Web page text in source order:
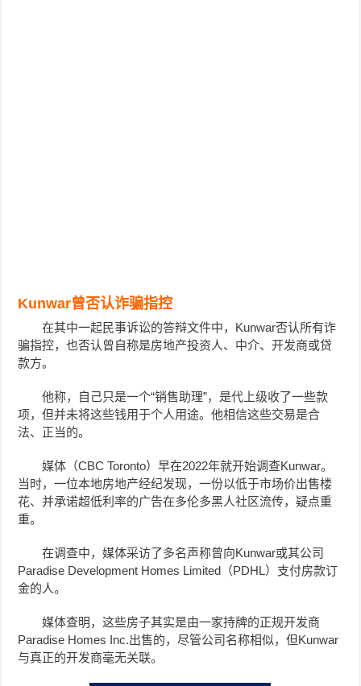
Kunwar曾否认诈骗指控
在其中一起民事诉讼的答辩文件中，Kunwar否认所有诈
骗指控，也否认曾自称是房地产投资人、中介、开发商或贷
款方。
他称，自己只是一个“销售助理”，是代上级收了一些款
项，但并未将这些钱用于个人用途。他相信这些交易是合
法、正当的。
媒体（CBC Toronto）早在2022年就开始调查Kunwar。
当时，一位本地房地产经纪发现，一份以低于市场价出售楼
花、并承诺超低利率的广告在多伦多黑人社区流传，疑点重
重。
在调查中，媒体采访了多名声称曾向Kunwar或其公司
Paradise Development Homes Limited（PDHL）支付房款订
金的人。
媒体查明，这些房子其实是由一家持牌的正规开发商
Paradise Homes Inc.出售的，尽管公司名称相似，但Kunwar
与真正的开发商毫无关联。